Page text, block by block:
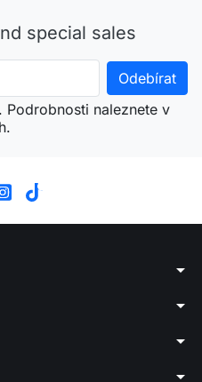
special sales
Podrobnosti naleznete v
arrow_drop_down
arrow_drop_down
arrow_drop_down
arrow_drop_down